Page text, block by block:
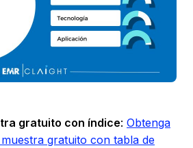
gratuito con índice: Obtenga
gratuito con tabla de